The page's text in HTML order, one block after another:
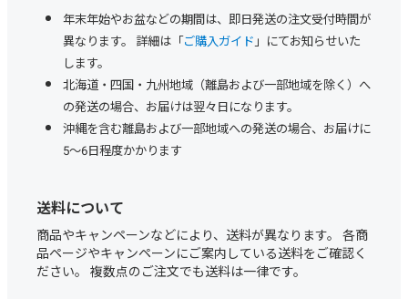
年末年始やお盆などの期間は、即日発送の注文受付時間が
異なります。 詳細は「ご購入ガイド 」にてお知らせいた
します。
北海道・四国・九州地域（離島および一部地域を除く）へ
の発送の場合、お届けは翌々日になります。
沖縄を含む離島および一部地域への発送の場合、お届けに
5～6日程度かかります
送料について
商品やキャンペーンなどにより、送料が異なります。 各商
品ページやキャンペーンにご案内している送料をご確認く
ださい。 複数点のご注文でも送料は一律です。